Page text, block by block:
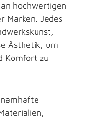
hochwertigen
Marken. Jedes
Ästhetik, um
Komfort zu